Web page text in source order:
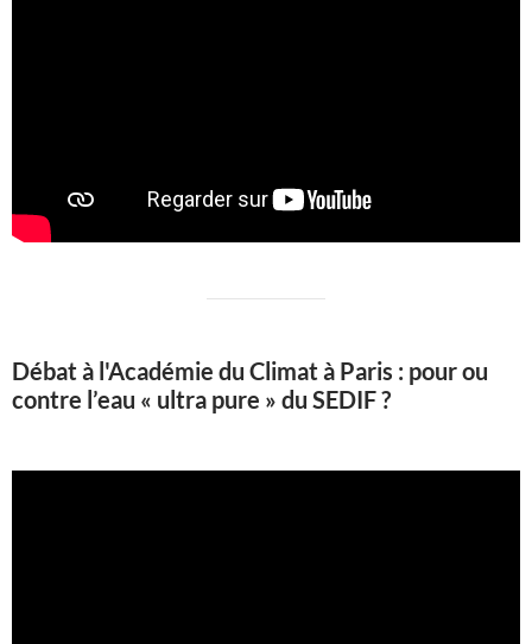
Débat à l'Académie du Climat à Paris : pour ou
contre l’eau « ultra pure » du SEDIF ?